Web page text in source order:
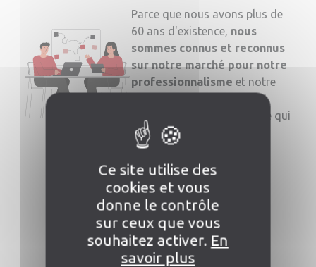
Parce que nous avons plus de
60 ans d'existence, nous
sommes connus et reconnus
sur notre marché pour notre
professionnalisme et notre
fiabilité. Intégrer AFOI c'est
grandir dans une entreprise qui
est tournée vers l'avenir
En savoir plus
Ce site utilise des
cookies et vous
donne le contrôle
sur ceux que vous
souhaitez activer. En
savoir plus